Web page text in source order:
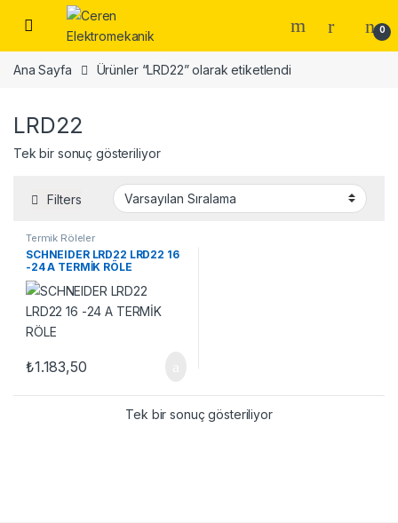
Skip to navigation
Skip to content
0
Ana Sayfa Ürünler “LRD22” olarak etiketlendi
LRD22
Tek bir sonuç gösteriliyor
Filters
Termik Röleler
SCHNEIDER LRD22 LRD22 16
-24 A TERMİK RÖLE
₺1.183,50
Tek bir sonuç gösteriliyor